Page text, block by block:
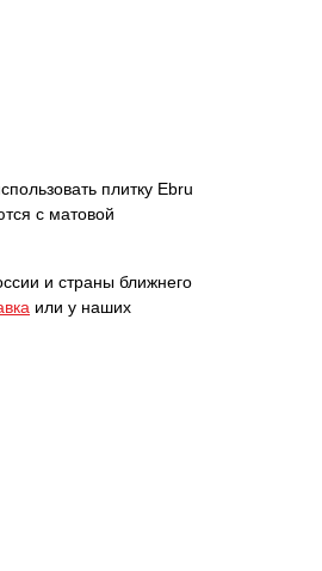
плитку Ebru
с матовой
и страны ближнего
или у наших